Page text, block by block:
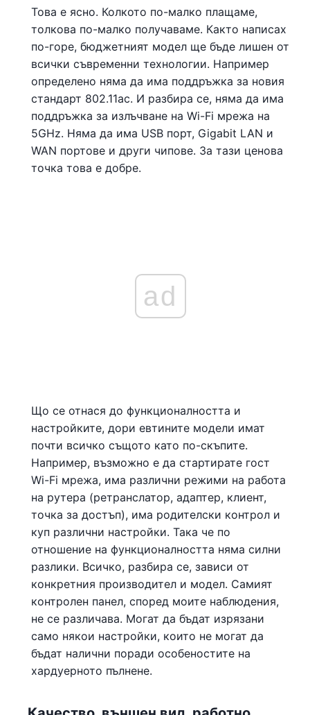
Това е ясно. Колкото по-малко плащаме,
толкова по-малко получаваме. Както написах
по-горе, бюджетният модел ще бъде лишен от
всички съвременни технологии. Например
определено няма да има поддръжка за новия
стандарт 802.11ac. И разбира се, няма да има
поддръжка за излъчване на Wi-Fi мрежа на
5GHz. Няма да има USB порт, Gigabit LAN и
WAN портове и други чипове. За тази ценова
точка това е добре.
ad
Що се отнася до функционалността и
настройките, дори евтините модели имат
почти всичко същото като по-скъпите.
Например, възможно е да стартирате гост
Wi-Fi мрежа, има различни режими на работа
на рутера (ретранслатор, адаптер, клиент,
точка за достъп), има родителски контрол и
куп различни настройки. Така че по
отношение на функционалността няма силни
разлики. Всичко, разбира се, зависи от
конкретния производител и модел. Самият
контролен панел, според моите наблюдения,
не се различава. Могат да бъдат изрязани
само някои настройки, които не могат да
бъдат налични поради особеностите на
хардуерното пълнене.